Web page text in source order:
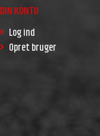
DIN KONTO
Log ind
Opret bruger